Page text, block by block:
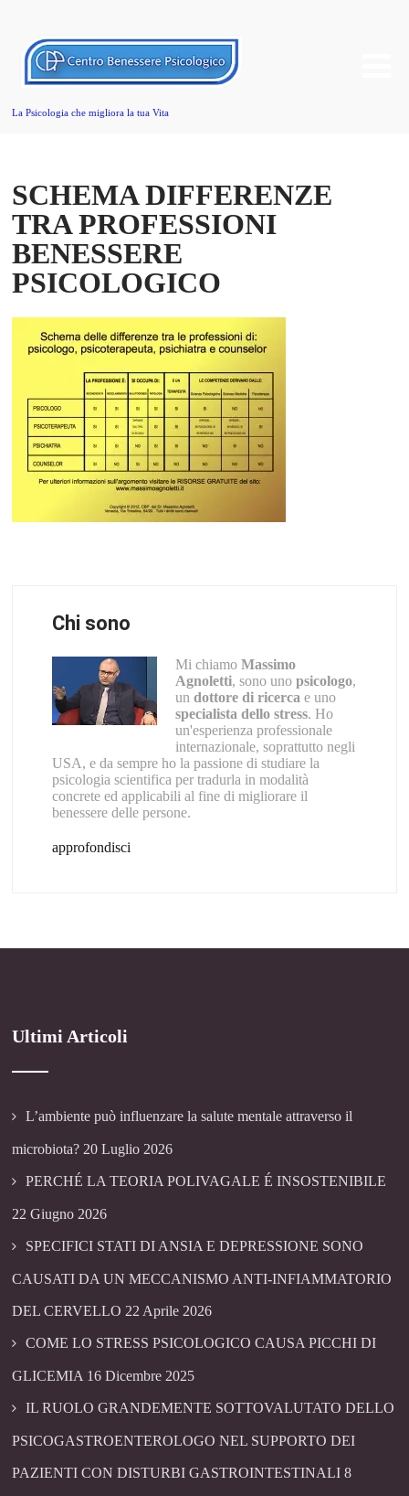
La Psicologia che migliora la tua Vita
SCHEMA DIFFERENZE
TRA PROFESSIONI
BENESSERE
PSICOLOGICO
Chi sono
Mi chiamo Massimo
Agnoletti, sono uno psicologo,
un dottore di ricerca e uno
specialista dello stress. Ho
un'esperienza professionale
internazionale, soprattutto negli
USA, e da sempre ho la passione di studiare la
psicologia scientifica per tradurla in modalità
concrete ed applicabili al fine di migliorare il
benessere delle persone.
approfondisci
Ultimi Articoli
L’ambiente può influenzare la salute mentale attraverso il
microbiota? 20 Luglio 2026
PERCHÉ LA TEORIA POLIVAGALE É INSOSTENIBILE
22 Giugno 2026
SPECIFICI STATI DI ANSIA E DEPRESSIONE SONO
CAUSATI DA UN MECCANISMO ANTI-INFIAMMATORIO
DEL CERVELLO 22 Aprile 2026
COME LO STRESS PSICOLOGICO CAUSA PICCHI DI
GLICEMIA 16 Dicembre 2025
IL RUOLO GRANDEMENTE SOTTOVALUTATO DELLO
PSICOGASTROENTEROLOGO NEL SUPPORTO DEI
PAZIENTI CON DISTURBI GASTROINTESTINALI 8